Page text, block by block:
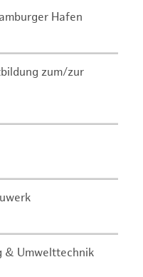
Hafen
zum/zur
& Umwelttechnik